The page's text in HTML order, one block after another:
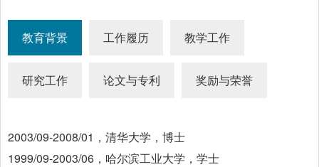
教育背景 工作履历 教学工作
研究工作 论文与专利 奖励与荣誉
2003/09-2008/01，清华大学，博士
1999/09-2003/06，哈尔滨工业大学，学士